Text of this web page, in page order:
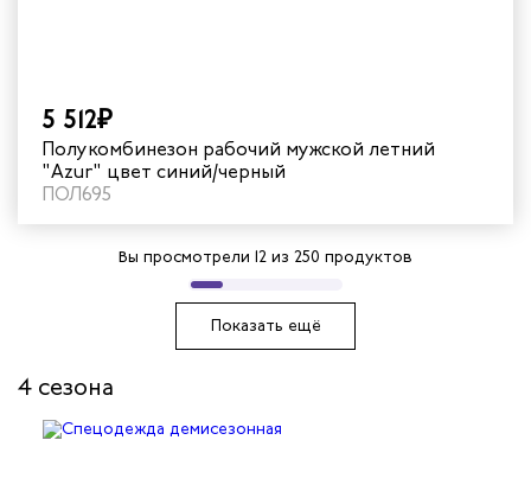
5 512₽
Полукомбинезон рабочий мужской летний
"Azur" цвет синий/черный
ПОЛ695
Вы просмотрели 12 из 250 продуктов
Показать ещё
4 сезона